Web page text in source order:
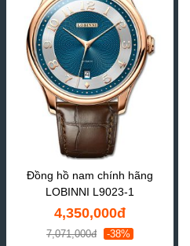
Đồng hồ nam chính hãng
LOBINNI L9023-1
4,350,000đ
7,071,000đ -38%